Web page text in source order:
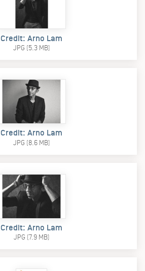
Credit: Arno Lam
JPG (5.3 MB)
Credit: Arno Lam
JPG (8.6 MB)
Credit: Arno Lam
JPG (7.9 MB)